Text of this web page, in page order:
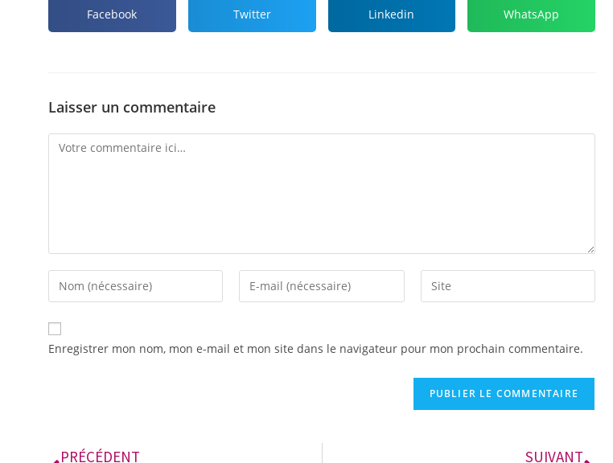
Facebook Twitter Linkedin WhatsApp
Laisser un commentaire
Enregistrer mon nom, mon e-mail et mon site dans le navigateur pour mon prochain commentaire.
PRÉCÉDENT SUIVANT